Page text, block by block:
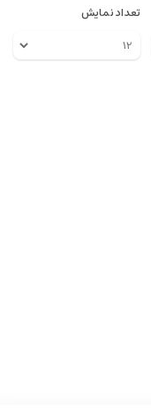
تعداد نمایش